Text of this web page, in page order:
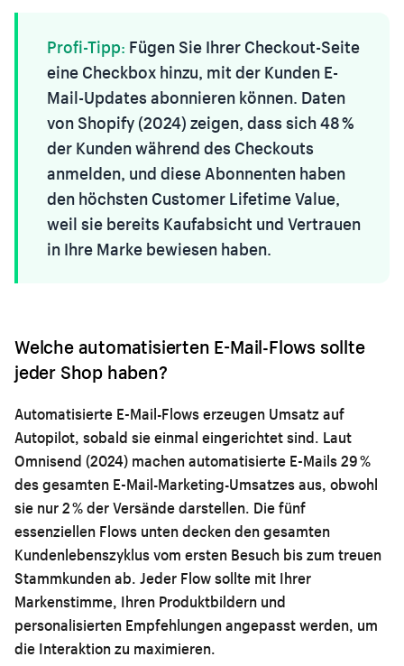
Profi-Tipp: Fügen Sie Ihrer Checkout-Seite
eine Checkbox hinzu, mit der Kunden E-
Mail-Updates abonnieren können. Daten
von Shopify (2024) zeigen, dass sich 48 %
der Kunden während des Checkouts
anmelden, und diese Abonnenten haben
den höchsten Customer Lifetime Value,
weil sie bereits Kaufabsicht und Vertrauen
in Ihre Marke bewiesen haben.
Welche automatisierten E-Mail-Flows sollte
jeder Shop haben?
Automatisierte E-Mail-Flows erzeugen Umsatz auf
Autopilot, sobald sie einmal eingerichtet sind. Laut
Omnisend (2024) machen automatisierte E-Mails 29 %
des gesamten E-Mail-Marketing-Umsatzes aus, obwohl
sie nur 2 % der Versände darstellen. Die fünf
essenziellen Flows unten decken den gesamten
Kundenlebenszyklus vom ersten Besuch bis zum treuen
Stammkunden ab. Jeder Flow sollte mit Ihrer
Markenstimme, Ihren Produktbildern und
personalisierten Empfehlungen angepasst werden, um
die Interaktion zu maximieren.